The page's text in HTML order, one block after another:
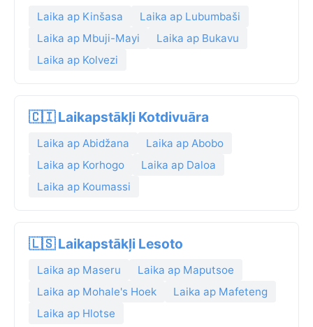
Laika ap Kinšasa
Laika ap Lubumbaši
Laika ap Mbuji-Mayi
Laika ap Bukavu
Laika ap Kolvezi
🇨🇮 Laikapstākļi Kotdivuāra
Laika ap Abidžana
Laika ap Abobo
Laika ap Korhogo
Laika ap Daloa
Laika ap Koumassi
🇱🇸 Laikapstākļi Lesoto
Laika ap Maseru
Laika ap Maputsoe
Laika ap Mohale's Hoek
Laika ap Mafeteng
Laika ap Hlotse